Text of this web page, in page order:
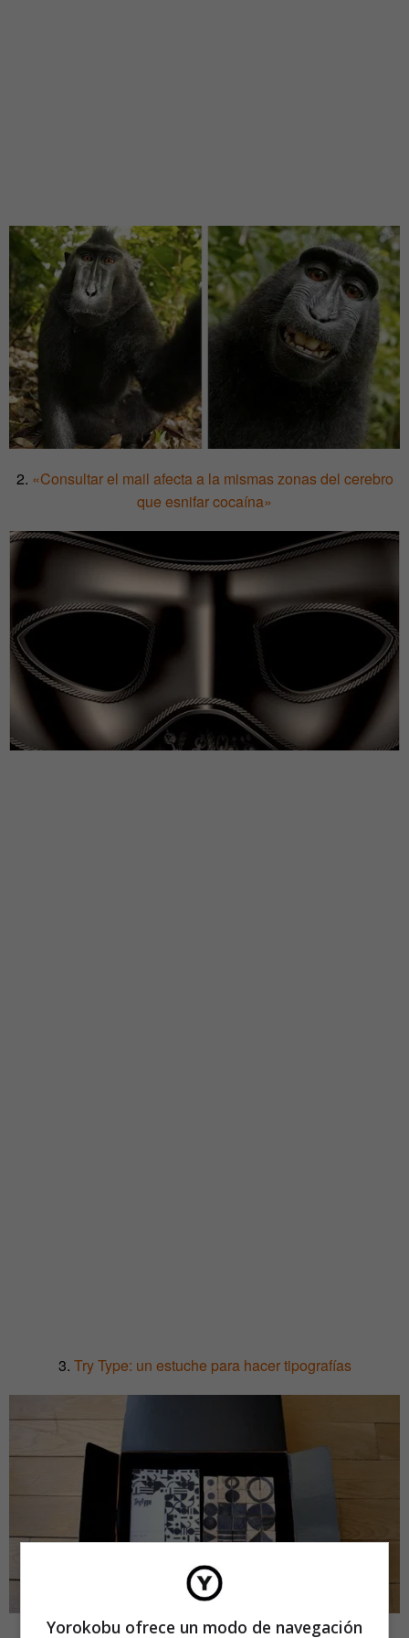
2. «Consultar el mail afecta a la mismas zonas del cerebro
que esnifar cocaína»
3. Try Type: un estuche para hacer tipografías
Yorokobu ofrece un modo de navegación